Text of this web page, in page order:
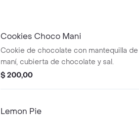
Cookies Choco Mani
Cookie de chocolate con mantequilla de
maní, cubierta de chocolate y sal.
$ 200,00
Lemon Pie